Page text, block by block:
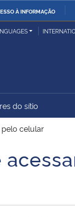
À INFORMAÇÃO
Relações
Geral da
do Brasil
do sítio
pelo celular